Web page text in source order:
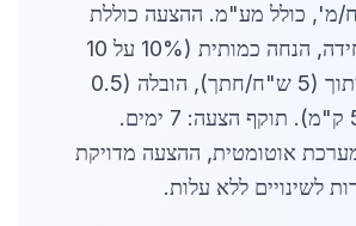
48 ש"ח/מ', כולל מע"מ. ההצעה כוללת
פירוט: מחיר יחידה, הנחה כמותית (10% על 10
טון), עלויות חיתוך (5 ש"ח/חתך), הובלה (0.5
ש"ח/ק"ג ל-50 ק"מ). תוקף הצעה: 7 ימים.
עם מערכת אוטומטית, ההצעה מדויקת